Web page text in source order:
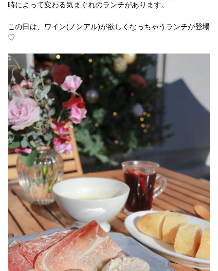
時によって変わる気まぐれのランチがあります。
この日は、ワイン(ノンアル)が欲しくなっちゃうランチが登場
♡